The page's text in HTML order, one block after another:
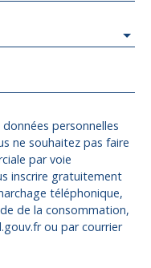
personnelles
ne souhaitez pas faire
par voie
inscrire gratuitement
téléphonique,
de la consommation,
ou par courrier